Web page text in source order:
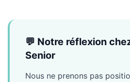
💬 Notre réflexion
Senior
Nous ne prenons pas